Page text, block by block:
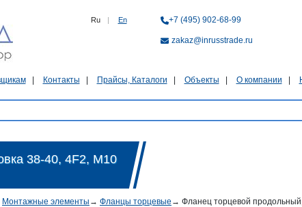
Ru | En +7 (495) 902-68-99
zakaz@inrusstrade.ru
Контакты Прайсы, Каталоги Объекты О компании
38-40, 4F2, M10
Монтажные элементы → Фланцы торцевые → Фланец торцевой